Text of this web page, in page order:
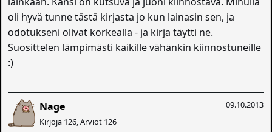
oli hyvä tunne tästä kirjasta jo kun lainasin sen, ja
odotukseni olivat korkealla - ja kirja täytti ne.
Suosittelen lämpimästi kaikille vähänkin kiinnostuneille
:)
09.10.2013
Nage
Kirjoja 126, Arviot 126